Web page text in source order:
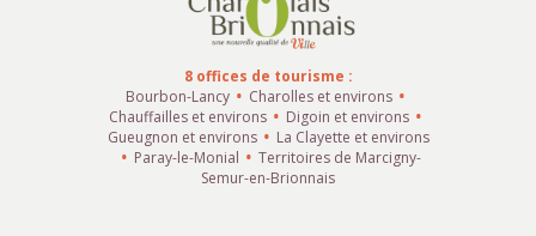
8 offices de tourisme :
Bourbon-Lancy
Charolles et environs
Chauffailles et environs
Digoin et environs
Gueugnon et environs
La Clayette et environs
Paray-le-Monial
Territoires de Marcigny-
Semur-en-Brionnais